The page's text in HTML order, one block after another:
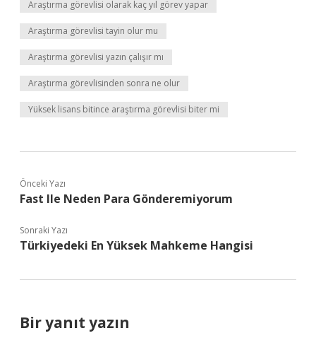
Araştırma görevlisi olarak kaç yıl görev yapar
Araştırma görevlisi tayin olur mu
Araştırma görevlisi yazın çalışır mı
Araştırma görevlisinden sonra ne olur
Yüksek lisans bitince araştırma görevlisi biter mi
Önceki Yazı
Fast Ile Neden Para Gönderemiyorum
Sonraki Yazı
Türkiyedeki En Yüksek Mahkeme Hangisi
Bir yanıt yazın